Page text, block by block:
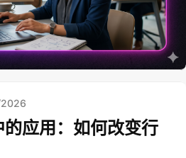
应用：如何改变行